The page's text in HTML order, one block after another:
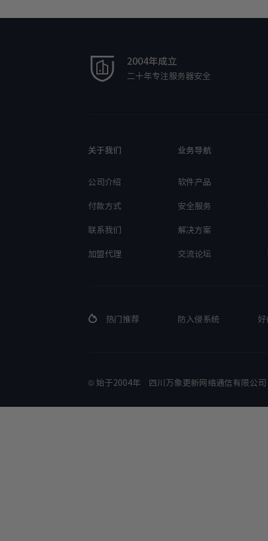
2004年成立
二十年专注服务器安全
关于我们
公司介绍
付款方式
联系我们
加盟代理
业务导航
软件产品
安全服务
解决方案
交流论坛
热门推荐 防入侵系统 好
© 始于2004年 四川万象更新网络通信有限公司